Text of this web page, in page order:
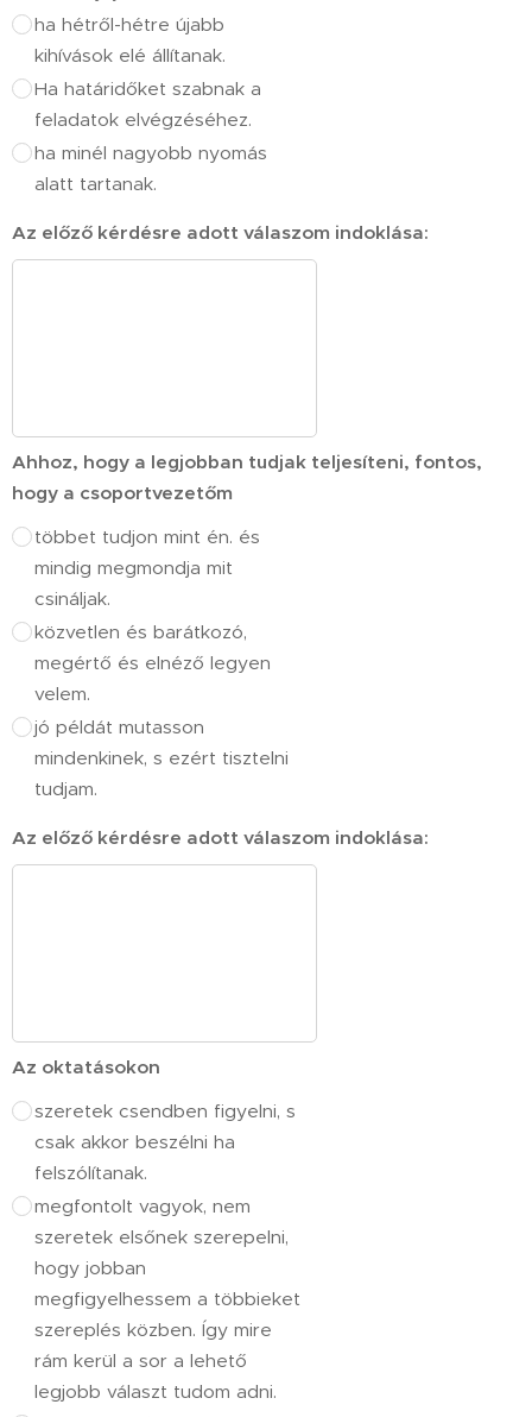
ha hétről-hétre újabb
kihívások elé állítanak.
Ha határidőket szabnak a
feladatok elvégzéséhez.
ha minél nagyobb nyomás
alatt tartanak.
Az előző kérdésre adott válaszom indoklása:
Ahhoz, hogy a legjobban tudjak teljesíteni, fontos,
hogy a csoportvezetőm
többet tudjon mint én. és
mindig megmondja mit
csináljak.
közvetlen és barátkozó,
megértő és elnéző legyen
velem.
jó példát mutasson
mindenkinek, s ezért tisztelni
tudjam.
Az előző kérdésre adott válaszom indoklása:
Az oktatásokon
szeretek csendben figyelni, s
csak akkor beszélni ha
felszólítanak.
megfontolt vagyok, nem
szeretek elsőnek szerepelni,
hogy jobban
megfigyelhessem a többieket
szereplés közben. Így mire
rám kerül a sor a lehető
legjobb választ tudom adni.